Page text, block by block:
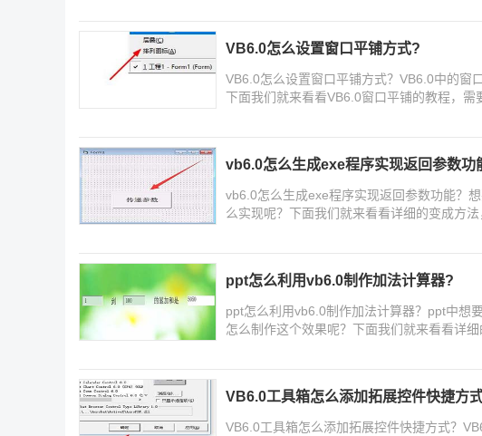
VB6.0怎么设置窗口平铺方式?
VB6.0怎么设置窗口平铺方式？VB6.0中的窗
下面我们就来看看VB6.0窗口平铺的教程，需
vb6.0怎么生成exe程序实现返回参数功
vb6.0怎么生成exe程序实现返回参数功能？
么实现呢？下面我们就来看看详细的变成方
ppt怎么利用vb6.0制作加法计算器?
ppt怎么利用vb6.0制作加法计算器？ppt中想
怎么制作这个效果呢？下面我们就来看看详
VB6.0工具箱怎么添加拓展控件快捷方
VB6.0工具箱怎么添加拓展控件快捷方式？